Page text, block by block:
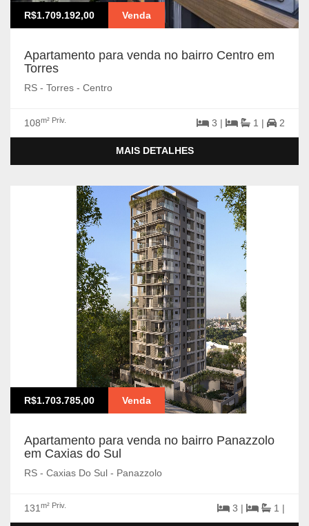
R$1.709.192,00 Venda
Apartamento para venda no bairro Centro em
Torres
RS - Torres - Centro
108m² Priv. 3 | 1 | 2
MAIS DETALHES
R$1.703.785,00 Venda
Apartamento para venda no bairro Panazzolo
em Caxias do Sul
RS - Caxias Do Sul - Panazzolo
131 m² Priv. 3 | 1 |